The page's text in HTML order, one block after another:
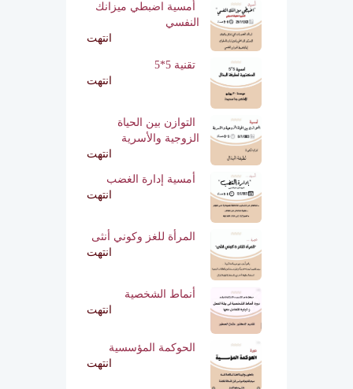
أمسية اضبطي ميزانك
النفسي
انتهت
تقنية 5*5
انتهت
التوازن بين الحياة
الزوجية والأسرية
انتهت
أمسية إدارة الغضب
انتهت
المرأة للغز وكوني أنثى
انتهت
أنماط الشخصية
انتهت
الحوكمة المؤسسية
انتهت